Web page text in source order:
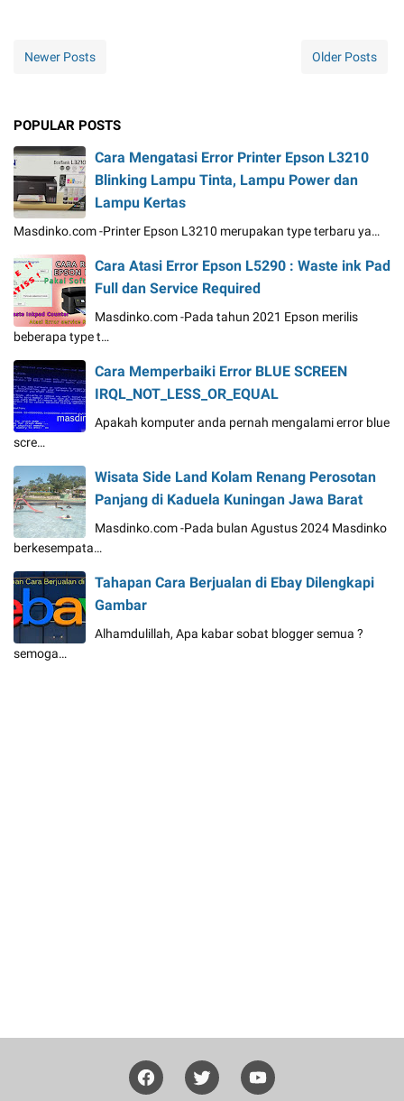
Newer Posts Older Posts
POPULAR POSTS
Cara Mengatasi Error Printer Epson L3210
Blinking Lampu Tinta, Lampu Power dan
Lampu Kertas
Masdinko.com -Printer Epson L3210 merupakan type terbaru ya…
Cara Atasi Error Epson L5290 : Waste ink Pad
Full dan Service Required
Masdinko.com -Pada tahun 2021 Epson merilis
beberapa type t…
Cara Memperbaiki Error BLUE SCREEN
IRQL_NOT_LESS_OR_EQUAL
Apakah komputer anda pernah mengalami error blue
scre…
Wisata Side Land Kolam Renang Perosotan
Panjang di Kaduela Kuningan Jawa Barat
Masdinko.com -Pada bulan Agustus 2024 Masdinko
berkesempata…
Tahapan Cara Berjualan di Ebay Dilengkapi
Gambar
Alhamdulillah, Apa kabar sobat blogger semua ?
semoga…